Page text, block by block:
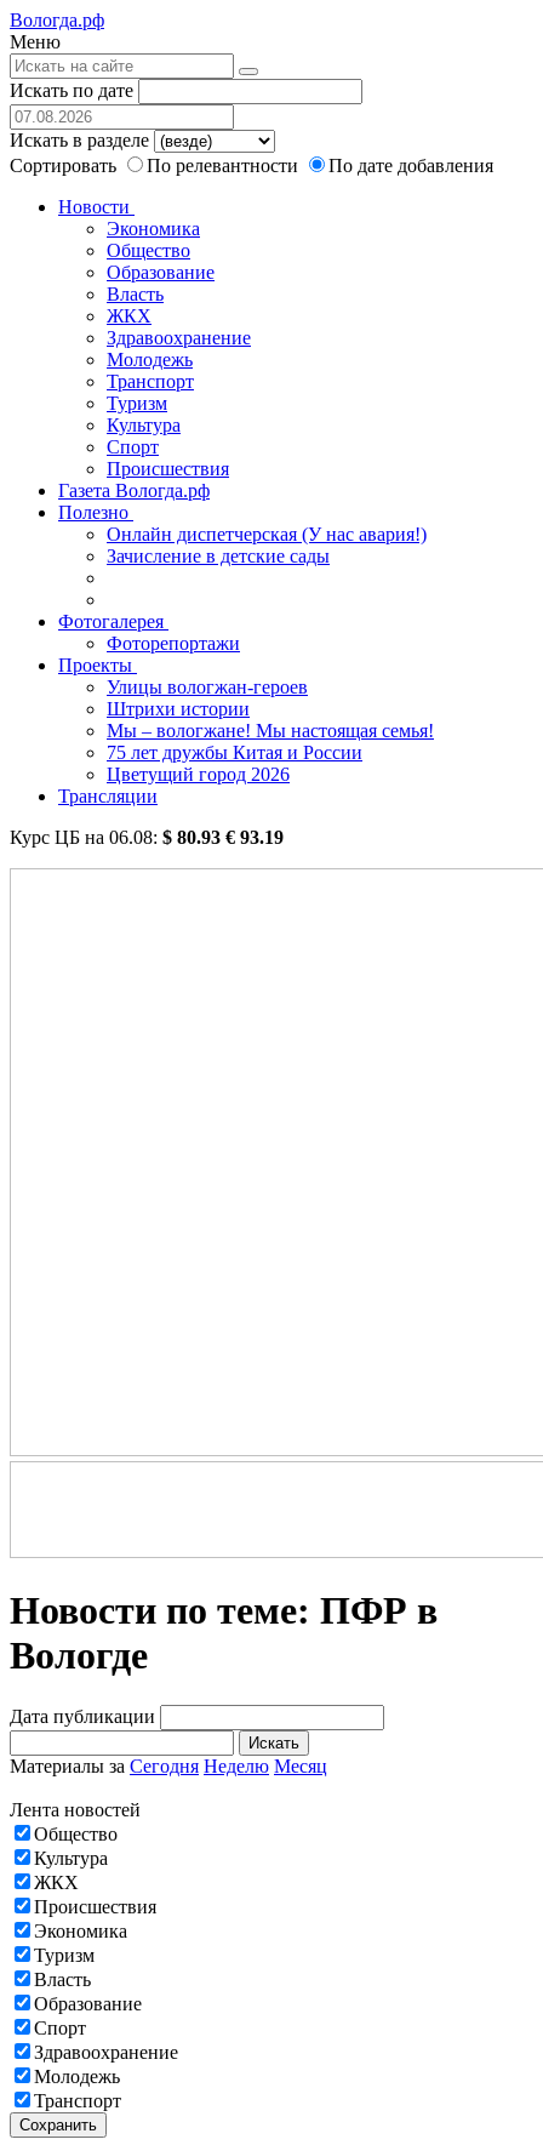
Вологда.рф
Меню
Искать по дате
Искать в разделе
Сортировать
По релевантности
По дате добавления
Новости
Экономика
Общество
Образование
Власть
ЖКХ
Здравоохранение
Молодежь
Транспорт
Туризм
Культура
Спорт
Происшествия
Газета Вологда.рф
Полезно
Онлайн диспетчерская (У нас авария!)
Зачисление в детские сады
Фотогалерея
Фоторепортажи
Проекты
Улицы вологжан-героев
Штрихи истории
Мы – вологжане! Мы настоящая семья!
75 лет дружбы Китая и России
Цветущий город 2026
Трансляции
Курс ЦБ на 06.08: $ 80.93 € 93.19
Новости по теме: ПФР в
Вологде
Дата публикации
Искать
Материалы за Сегодня Неделю Месяц
Лента новостей
Общество
Культура
ЖКХ
Происшествия
Экономика
Туризм
Власть
Образование
Спорт
Здравоохранение
Молодежь
Транспорт
Сохранить